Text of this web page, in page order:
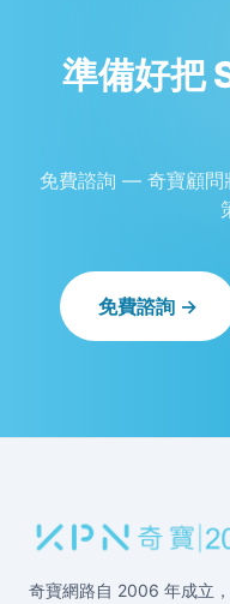
準備好把
免費諮詢 — 奇寶顧問
免費諮詢 →
奇寶網路自 2006 年成立